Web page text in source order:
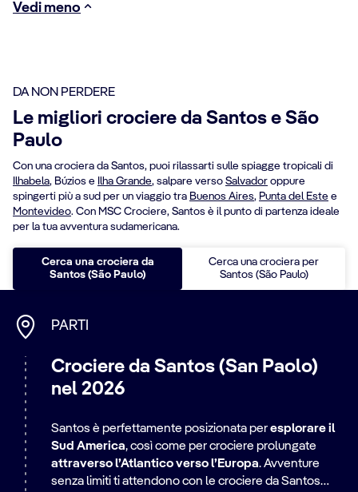
Vedi meno
DA NON PERDERE
Le migliori crociere da Santos e São
Paulo
Con una crociera da Santos, puoi rilassarti sulle spiagge tropicali di
Ilhabela, Búzios e Ilha Grande, salpare verso Salvador oppure
spingerti più a sud per un viaggio tra Buenos Aires, Punta del Este e
Montevideo. Con MSC Crociere, Santos è il punto di partenza ideale
per la tua avventura sudamericana.
Cerca una crociera da
Santos (São Paulo)
Cerca una crociera per
Santos (São Paulo)
PARTI
Crociere da Santos (San Paolo)
nel 2026
Santos è perfettamente posizionata peresplorare il
Sud America, così come per crociere prolungate
attraverso l’Atlantico verso l’Europa. Avventure
senza limiti ti attendono con le crociere da Santos